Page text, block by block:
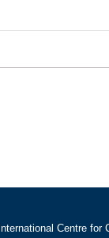
International Centre for